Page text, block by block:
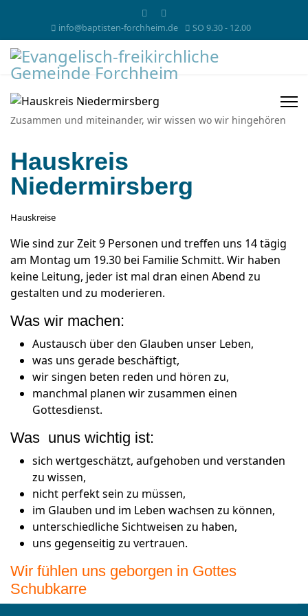
info@baptisten-forchheim.de SO 9.30 - 12.00
Zusammen und miteinander, wir wissen wo wir hingehören
Hauskreis
Niedermirsberg
Hauskreise
Wie sind zur Zeit 9 Personen und treffen uns 14 tägig
am Montag um 19.30 bei Familie Schmitt. Wir haben
keine Leitung, jeder ist mal dran einen Abend zu
gestalten und zu moderieren.
Was wir machen:
Austausch über den Glauben unser Leben,
was uns gerade beschäftigt,
wir singen beten reden und hören zu,
manchmal planen wir zusammen einen
Gottesdienst.
Was unus wichtig ist:
sich wertgeschätzt, aufgehoben und verstanden
zu wissen,
nicht perfekt sein zu müssen,
im Glauben und im Leben wachsen zu können,
unterschiedliche Sichtweisen zu haben,
uns gegenseitig zu vertrauen.
Wir fühlen uns geborgen in Gottes
Schubkarre